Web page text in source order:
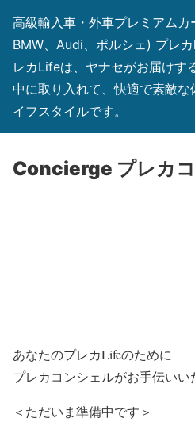
高級輸入車・外車プレミアム
BMW、Audi、ポルシェ) プレ
レカLifeは、ヤナセがお届けす
中に取り入れて、快適で素敵
イフスタイルです。
Concierge プレカ
あなたのプレカLifeのために
プレカコンシェルがお手伝いい
＜ただいま準備中です＞